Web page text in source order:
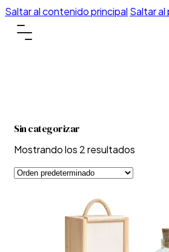
Saltar al contenido principal Saltar al
Sin categorizar
Mostrando los 2 resultados